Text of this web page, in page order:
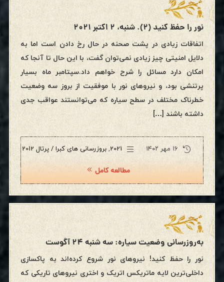
نور را حفظ کنید (۲). شنبه، ۲ اکتبر ۲۰۲۱
اتفاقات زیادی در پشت صحنه در حال رخ دادن است اما به
دلایل امنیتی چیز زیادی نمی‌توان گفت، با این حال تا آنجا که
امکان دارد مسائل را شرح خواهم داد.سپتامبر ماه بسیار
پرتنشی بود، و نیروهای نور با موفقیت از بروز سه وضعیت
خطرناک مختلف در سطح سیاره که می‌توانستند عواقب جدی
داشته باشند […]
۱۶ مهر ۱۴۰۲ 2021
, بروزرسانی های کبرا / پرتال 2012
مطالعه کامل
به‌روزرسانی وضعیت سیاره: سه شنبه ۲۴ آگوست
نور را حفظ کنید! نیروهای نور شروع کرده‌اند به پاکسازی
داخلی‌ترین لایه ماتریکس اتریک و اختری نیروهای تاریکی که